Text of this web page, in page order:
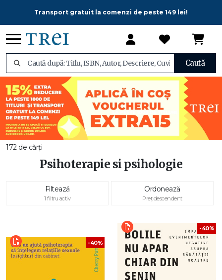
Transport gratuit la comenzi de peste 149 lei!
Caută
172 de cărți
Psihoterapie si psihologie
Filtează
1 filtru activ
Ordonează
Preț descendent
-40%
-40%